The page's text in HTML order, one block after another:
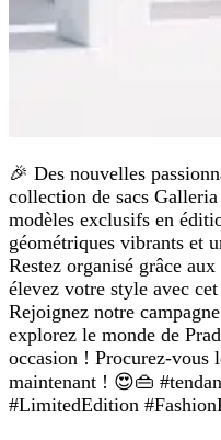
🎉 Des nouvelles
collection de sacs
modèles exclusifs en
géométriques vibrants et
Restez organisé grâce
élevez votre style avec
Rejoignez notre
explorez le monde de
occasion ! Procurez-vous
maintenant ! 😍👜
#LimitedEdition